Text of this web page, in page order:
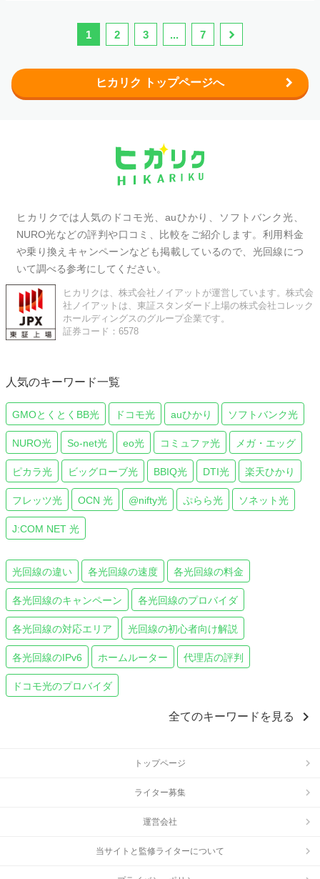
1 2 3 ... 7
ヒカリク トップページへ
ヒカリクでは人気のドコモ光、auひかり、ソフトバンク光、
NURO光などの評判や口コミ、比較をご紹介します。利用料金
や乗り換えキャンペーンなども掲載しているので、光回線につ
いて調べる参考にしてください。
ヒカリクは、株式会社ノイアットが運営しています。株式会
社ノイアットは、東証スタンダード上場の株式会社コレック
ホールディングスのグループ企業です。
証券コード：6578
人気のキーワード一覧
GMOとくとくBB光 ドコモ光 auひかり ソフトバンク光
NURO光 So-net光 eo光 コミュファ光 メガ・エッグ
ピカラ光 ビッグローブ光 BBIQ光 DTI光 楽天ひかり
フレッツ光 OCN 光 @nifty光 ぷらら光 ソネット光
J:COM NET 光
光回線の違い 各光回線の速度 各光回線の料金
各光回線のキャンペーン 各光回線のプロバイダ
各光回線の対応エリア 光回線の初心者向け解説
各光回線のIPv6 ホームルーター 代理店の評判
ドコモ光のプロバイダ
全てのキーワードを見る chevron_right
トップページ
ライター募集
運営会社
当サイトと監修ライターについて